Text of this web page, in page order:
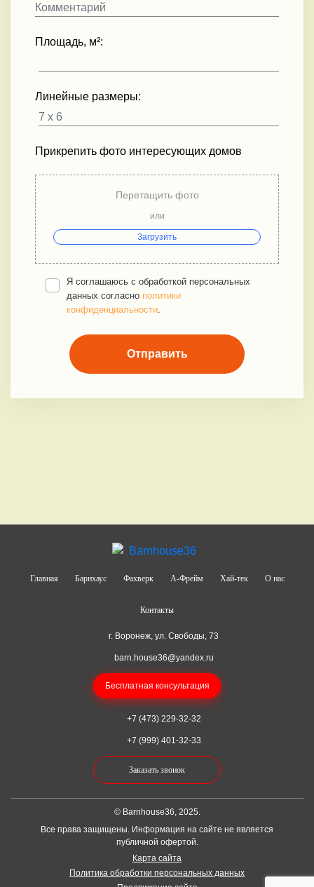
Площадь, м²:
Линейные размеры:
Прикрепить фото интересующих домов
Перетащить фото
или
Загрузить
Я соглашаюсь с обработкой персональных
данных согласно политики
конфиденциальности.
Отправить
Главная Барнхаус Фахверк А-Фрейм Хай-тек О нас
Контакты
г. Воронеж, ул. Свободы, 73
barn.house36@yandex.ru
Бесплатная консультация
+7 (473) 229-32-32
+7 (999) 401-32-33
Заказать звонок
© Barnhouse36, 2025.
Все права защищены. Информация на сайте не является
публичной офертой.
Карта сайта
Политика обработки персональных данных